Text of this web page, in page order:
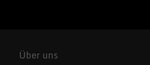
Über uns